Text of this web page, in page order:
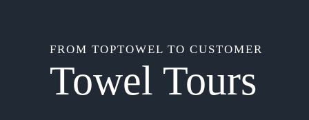
FROM TOPTOWEL TO CUSTOMER
Towel Tours